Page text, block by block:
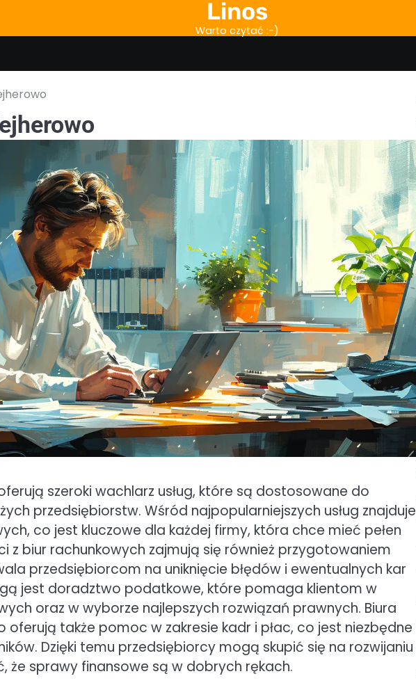
Linos
Warto czytać :-)
szeroki wachlarz usług, które są dostosowane do
przedsiębiorstw. Wśród najpopularniejszych usług znajduje
co jest kluczowe dla każdej firmy, która chce mieć pełen
z biur rachunkowych zajmują się również przygotowaniem
przedsiębiorcom na uniknięcie błędów i ewentualnych kar
jest doradztwo podatkowe, które pomaga klientom w
oraz w wyborze najlepszych rozwiązań prawnych. Biura
oferują także pomoc w zakresie kadr i płac, co jest niezbędne
Dzięki temu przedsiębiorcy mogą skupić się na rozwijaniu
że sprawy finansowe są w dobrych rękach.